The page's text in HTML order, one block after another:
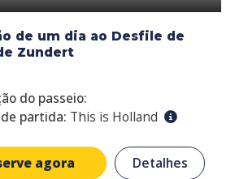
um dia ao Desfile de
passeio:
partida:This is Holland
agora Detalhes